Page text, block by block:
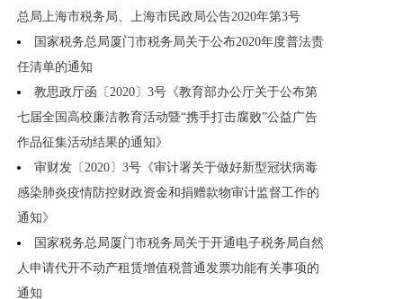
总局上海市税务局、上海市民政局公告2020年第3号
国家税务总局厦门市税务局关于公布2020年度普法责
任清单的通知
教思政厅函〔2020〕3号《教育部办公厅关于公布第
七届全国高校廉洁教育活动暨“携手打击腐败”公益广告
作品征集活动结果的通知》
审财发〔2020〕3号《审计署关于做好新型冠状病毒
感染肺炎疫情防控财政资金和捐赠款物审计监督工作的
通知》
国家税务总局厦门市税务局关于开通电子税务局自然
人申请代开不动产租赁增值税普通发票功能有关事项的
通知